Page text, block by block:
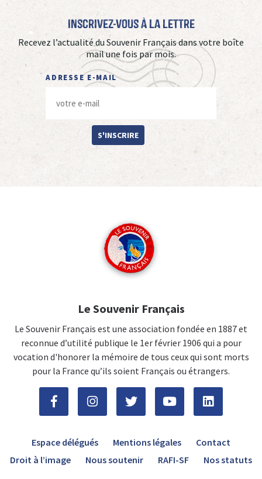
Inscrivez-vous à La Lettre
Recevez l’actualité du Souvenir Français dans votre boîte
mail une fois par mois.
ADRESSE E-MAIL
S'INSCRIRE
Le Souvenir Français
Le Souvenir Français est une association fondée en 1887 et
reconnue d’utilité publique le 1er février 1906 qui a pour
vocation d'honorer la mémoire de tous ceux qui sont morts
pour la France qu’ils soient Français ou étrangers.
Espace délégués Mentions légales
Contact
Droit à l’image
Nous soutenir RAFI-SF Nos statuts